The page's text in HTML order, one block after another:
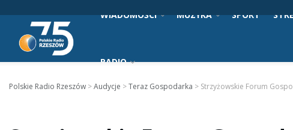
WIADOMOŚCI MUZYKA SPORT
RADIO
Polskie Radio Rzeszów >Audycje >Teraz Gospodarka > Strzyżowskie Forum